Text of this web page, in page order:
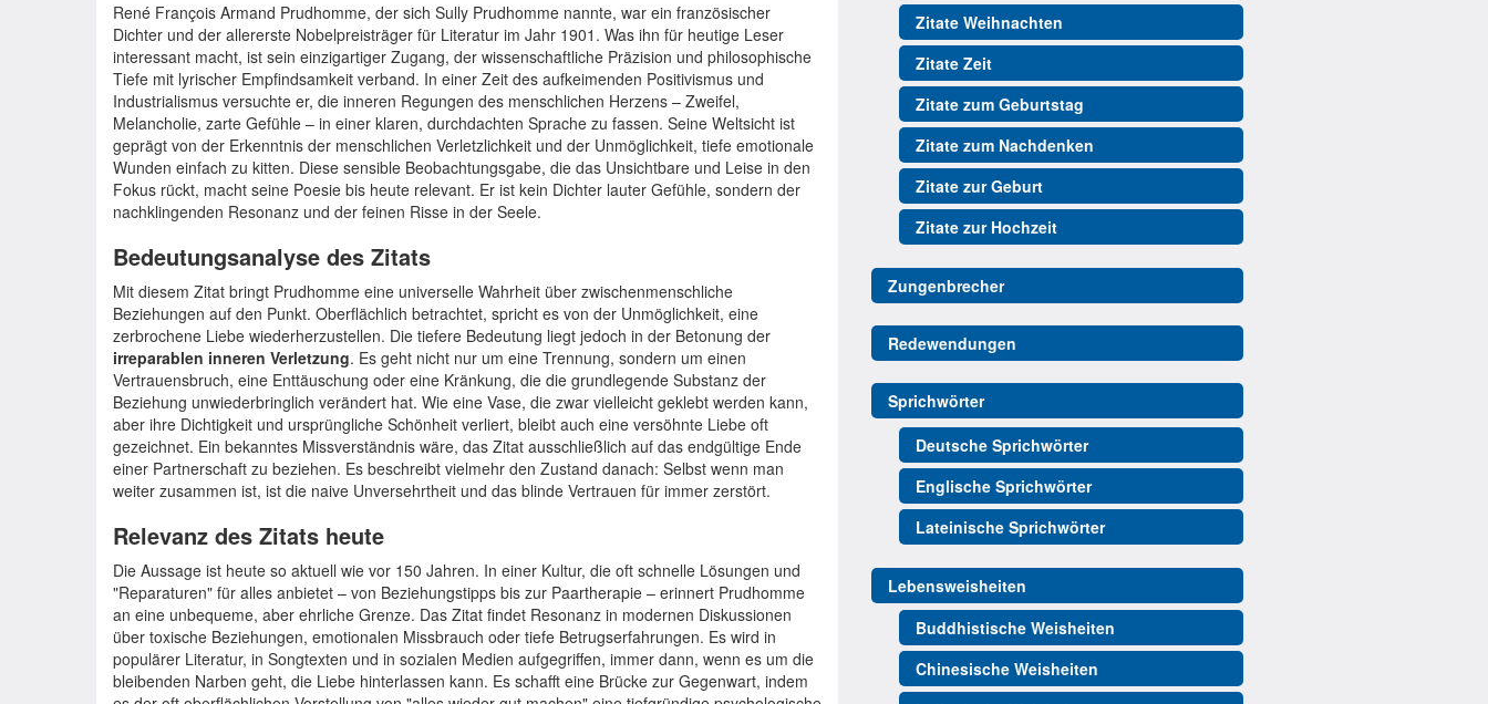
René François Armand Prudhomme, der sich Sully Prudhomme nannte, war ein französischer
Dichter und der allererste Nobelpreisträger für Literatur im Jahr 1901. Was ihn für heutige Leser
interessant macht, ist sein einzigartiger Zugang, der wissenschaftliche Präzision und philosophische
Tiefe mit lyrischer Empfindsamkeit verband. In einer Zeit des aufkeimenden Positivismus und
Industrialismus versuchte er, die inneren Regungen des menschlichen Herzens – Zweifel,
Melancholie, zarte Gefühle – in einer klaren, durchdachten Sprache zu fassen. Seine Weltsicht ist
geprägt von der Erkenntnis der menschlichen Verletzlichkeit und der Unmöglichkeit, tiefe emotionale
Wunden einfach zu kitten. Diese sensible Beobachtungsgabe, die das Unsichtbare und Leise in den
Fokus rückt, macht seine Poesie bis heute relevant. Er ist kein Dichter lauter Gefühle, sondern der
nachklingenden Resonanz und der feinen Risse in der Seele.
Bedeutungsanalyse des Zitats
Mit diesem Zitat bringt Prudhomme eine universelle Wahrheit über zwischenmenschliche
Beziehungen auf den Punkt. Oberflächlich betrachtet, spricht es von der Unmöglichkeit, eine
zerbrochene Liebe wiederherzustellen. Die tiefere Bedeutung liegt jedoch in der Betonung der
irreparablen inneren Verletzung. Es geht nicht nur um eine Trennung, sondern um einen
Vertrauensbruch, eine Enttäuschung oder eine Kränkung, die die grundlegende Substanz der
Beziehung unwiederbringlich verändert hat. Wie eine Vase, die zwar vielleicht geklebt werden kann,
aber ihre Dichtigkeit und ursprüngliche Schönheit verliert, bleibt auch eine versöhnte Liebe oft
gezeichnet. Ein bekanntes Missverständnis wäre, das Zitat ausschließlich auf das endgültige Ende
einer Partnerschaft zu beziehen. Es beschreibt vielmehr den Zustand danach: Selbst wenn man
weiter zusammen ist, ist die naive Unversehrtheit und das blinde Vertrauen für immer zerstört.
Relevanz des Zitats heute
Die Aussage ist heute so aktuell wie vor 150 Jahren. In einer Kultur, die oft schnelle Lösungen und
"Reparaturen" für alles anbietet – von Beziehungstipps bis zur Paartherapie – erinnert Prudhomme
an eine unbequeme, aber ehrliche Grenze. Das Zitat findet Resonanz in modernen Diskussionen
über toxische Beziehungen, emotionalen Missbrauch oder tiefe Betrugserfahrungen. Es wird in
populärer Literatur, in Songtexten und in sozialen Medien aufgegriffen, immer dann, wenn es um die
bleibenden Narben geht, die Liebe hinterlassen kann. Es schafft eine Brücke zur Gegenwart, indem
Zitate Weihnachten
Zitate Zeit
Zitate zum Geburtstag
Zitate zum Nachdenken
Zitate zur Geburt
Zitate zur Hochzeit
Zungenbrecher
Redewendungen
Sprichwörter
Deutsche Sprichwörter
Englische Sprichwörter
Lateinische Sprichwörter
Lebensweisheiten
Buddhistische Weisheiten
Chinesische Weisheiten